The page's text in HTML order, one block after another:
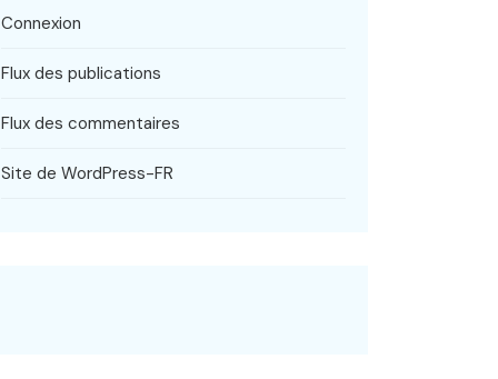
Connexion
Flux des publications
Flux des commentaires
Site de WordPress-FR